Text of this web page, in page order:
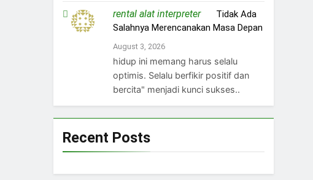
rental alat interpreteron Tidak Ada
Salahnya Merencanakan Masa Depan
August 3, 2026
hidup ini memang harus selalu
optimis. Selalu berfikir positif dan
bercita" menjadi kunci sukses..
Recent Posts